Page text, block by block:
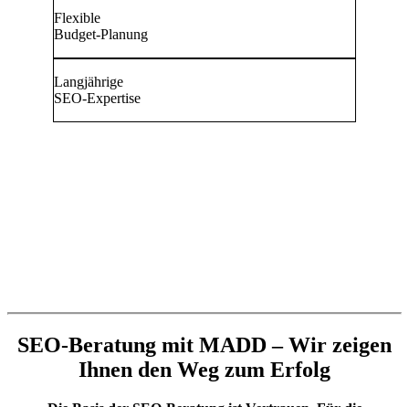
Flexible
Budget-Planung
Langjährige
SEO-Expertise
SEO-Beratung mit MADD – Wir zeigen
Ihnen den Weg zum Erfolg